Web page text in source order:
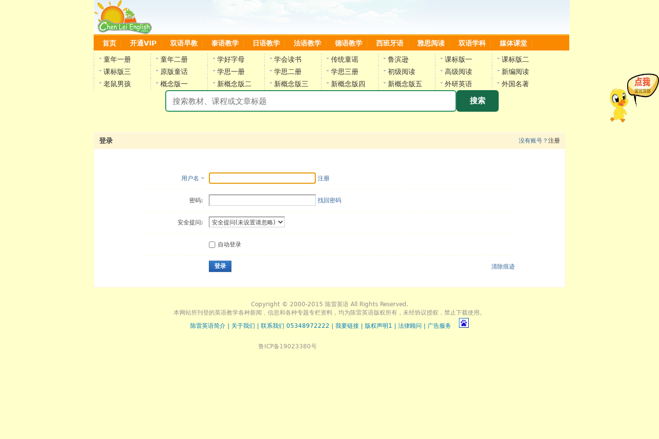
首页 开通VIP 双语早教 泰语教学 日语教学 法语教学 德语教学 西班牙语 雅思阅读 双语学科 媒体课堂
童年一册 童年二册 学好字母 学会读书 传统童谣 鲁滨逊 课标版一
课标版二
课标版三
原版童话 学思一册 学思二册 学思三册 初级阅读 高级阅读
新编阅读
老鼠男孩
概念版一 新概念版二 新概念版三 新概念版四 新概念版五 外研英语 外国名著
搜索
陈雷英语副网站 没有账号？ 注册
登录
用户名 注册
密码: 找回密码
安全提问:
自动登录
登录 清除痕迹
Copyright © 2000-2015 陈雷英语 All Rights Reserved.
本网站所刊登的英语教学各种新闻﹑信息和各种专题专栏资料，均为陈雷英语版权所有，未经协议授权，禁止下载使用。
陈雷英语简介
关于我们 联系我们 05348972222 我要链接 版权声明1 法律顾问 广告服务
鲁ICP备19023380号